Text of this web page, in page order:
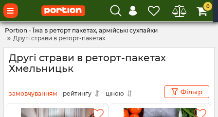
0
Portion - Їжа в реторт пакетах, армійські сухпайки
Другі страви в реторт-пакетах
Другі страви в реторт-пакетах
Хмельницьк
замовчуванням рейтингу ціною Фільтр